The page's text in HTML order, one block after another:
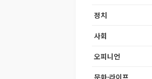
정치
사회
오피니언
문화·라이프